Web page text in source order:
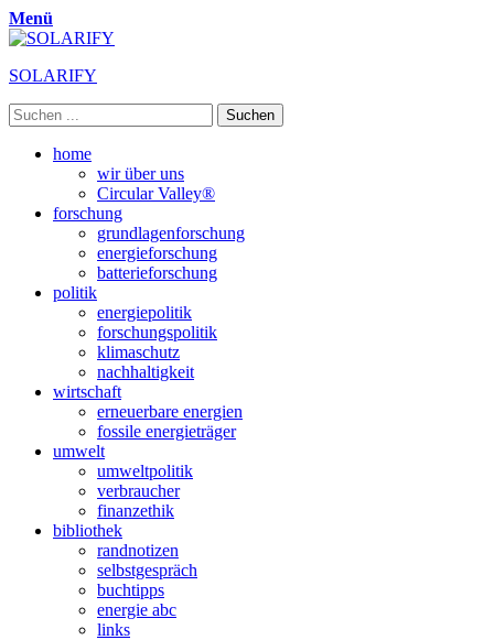
Menü
SOLARIFY
Suchen
nach:
Primäres
Zum
home
wir über uns
Circular Valley®
forschung
grundlagenforschung
energieforschung
batterieforschung
politik
energiepolitik
forschungspolitik
klimaschutz
nachhaltigkeit
wirtschaft
erneuerbare energien
fossile energieträger
umwelt
umweltpolitik
verbraucher
finanzethik
bibliothek
randnotizen
selbstgespräch
buchtipps
energie abc
links